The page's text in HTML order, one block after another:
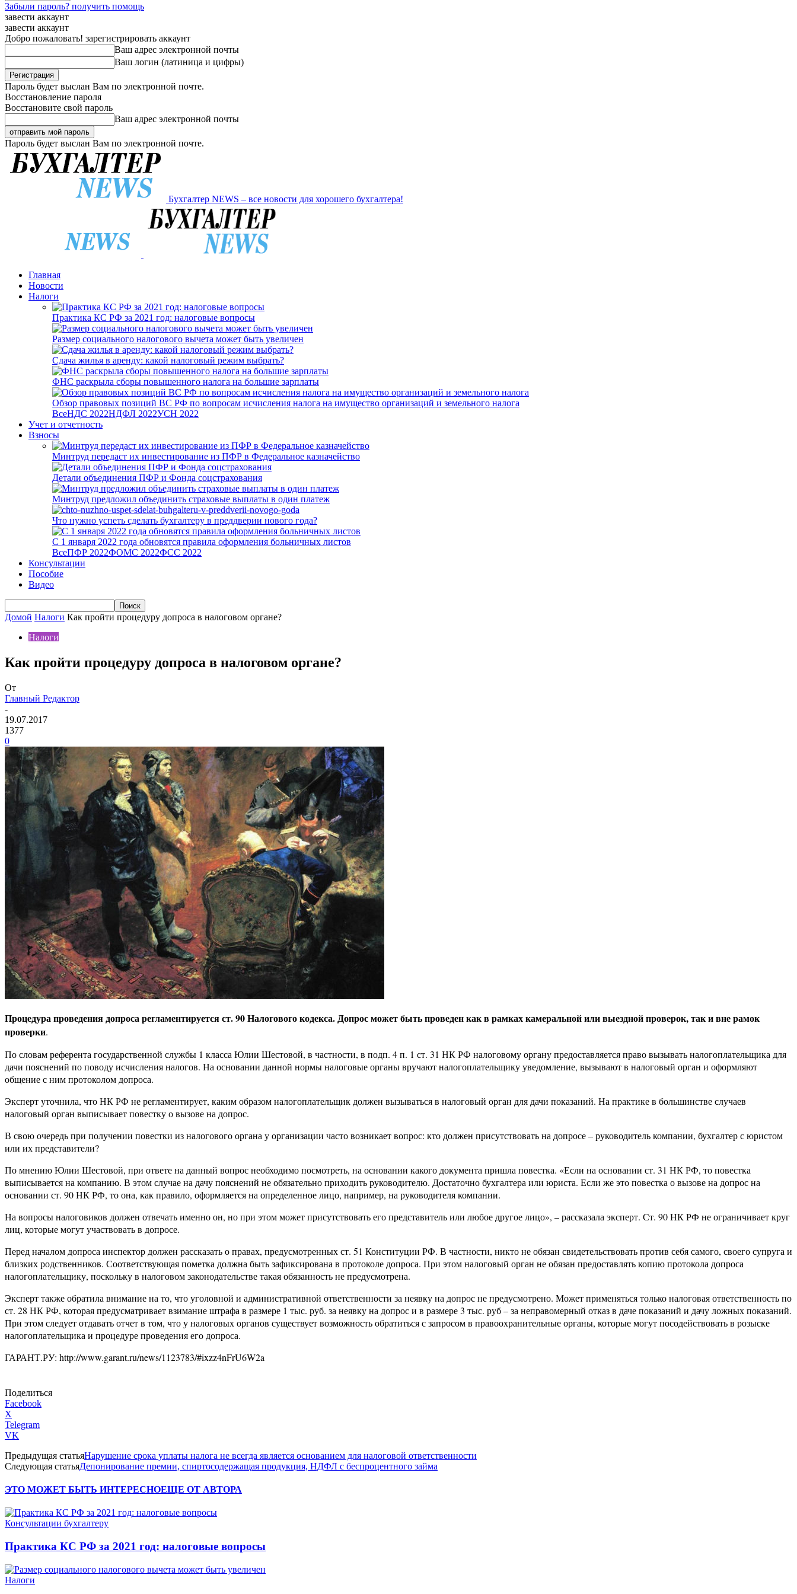
Забыли пароль? получить помощь
завести аккаунт
завести аккаунт
Добро пожаловать! зарегистрировать аккаунт
Ваш адрес электронной почты
Ваш логин (латиница и цифры)
Пароль будет выслан Вам по электронной почте.
Восстановление пароля
Восстановите свой пароль
Ваш адрес электронной почты
Пароль будет выслан Вам по электронной почте.
Бухгалтер NEWS – все новости для хорошего бухгалтера!
Главная
Новости
Налоги
Практика КС РФ за 2021 год: налоговые вопросы
Размер социального налогового вычета может быть увеличен
Сдача жилья в аренду: какой налоговый режим выбрать?
ФНС раскрыла сборы повышенного налога на большие зарплаты
Обзор правовых позиций ВС РФ по вопросам исчисления налога на имущество организаций и земельного налога
ВсеНДС 2022НДФЛ 2022УСН 2022
Учет и отчетность
Взносы
Минтруд передаст их инвестирование из ПФР в Федеральное казначейство
Детали объединения ПФР и Фонда соцстрахования
Минтруд предложил объединить страховые выплаты в один платеж
Что нужно успеть сделать бухгалтеру в преддверии нового года?
С 1 января 2022 года обновятся правила оформления больничных листов
ВсеПФР 2022ФОМС 2022ФСС 2022
Консультации
Пособие
Видео
Домой Налоги Как пройти процедуру допроса в налоговом органе?
Налоги
Как пройти процедуру допроса в налоговом органе?
От
Главный Редактор
-
19.07.2017
1377
0
Процедура проведения допроса регламентируется ст. 90 Налогового кодекса. Допрос может быть проведен как в рамках камеральной или выездной проверок, так и вне рамок
проверки.
По словам референта государственной службы 1 класса Юлии Шестовой, в частности, в подп. 4 п. 1 ст. 31 НК РФ налоговому органу предоставляется право вызывать налогоплательщика для
дачи пояснений по поводу исчисления налогов. На основании данной нормы налоговые органы вручают налогоплательщику уведомление, вызывают в налоговый орган и оформляют
общение с ним протоколом допроса.
Эксперт уточнила, что НК РФ не регламентирует, каким образом налогоплательщик должен вызываться в налоговый орган для дачи показаний. На практике в большинстве случаев
налоговый орган выписывает повестку о вызове на допрос.
В свою очередь при получении повестки из налогового органа у организации часто возникает вопрос: кто должен присутствовать на допросе – руководитель компании, бухгалтер с юристом
или их представители?
По мнению Юлии Шестовой, при ответе на данный вопрос необходимо посмотреть, на основании какого документа пришла повестка. «Если на основании ст. 31 НК РФ, то повестка
выписывается на компанию. В этом случае на дачу пояснений не обязательно приходить руководителю. Достаточно бухгалтера или юриста. Если же это повестка о вызове на допрос на
основании ст. 90 НК РФ, то она, как правило, оформляется на определенное лицо, например, на руководителя компании.
На вопросы налоговиков должен отвечать именно он, но при этом может присутствовать его представитель или любое другое лицо», – рассказала эксперт. Ст. 90 НК РФ не ограничивает круг
лиц, которые могут участвовать в допросе.
Перед началом допроса инспектор должен рассказать о правах, предусмотренных ст. 51 Конституции РФ. В частности, никто не обязан свидетельствовать против себя самого, своего супруга и
близких родственников. Соответствующая пометка должна быть зафиксирована в протоколе допроса. При этом налоговый орган не обязан предоставлять копию протокола допроса
налогоплательщику, поскольку в налоговом законодательстве такая обязанность не предусмотрена.
Эксперт также обратила внимание на то, что уголовной и административной ответственности за неявку на допрос не предусмотрено. Может применяться только налоговая ответственность по
ст. 28 НК РФ, которая предусматривает взимание штрафа в размере 1 тыс. руб. за неявку на допрос и в размере 3 тыс. руб – за неправомерный отказ в даче показаний и дачу ложных показаний.
При этом следует отдавать отчет в том, что у налоговых органов существует возможность обратиться с запросом в правоохранительные органы, которые могут посодействовать в розыске
налогоплательщика и процедуре проведения его допроса.
ГАРАНТ.РУ: http://www.garant.ru/news/1123783/#ixzz4nFrU6W2a
Поделиться
Facebook
X
Telegram
VK
Предыдущая статьяНарушение срока уплаты налога не всегда является основанием для налоговой ответственности
Следующая статьяДепонирование премии, спиртосодержащая продукция, НДФЛ с беспроцентного займа
ЭТО МОЖЕТ БЫТЬ ИНТЕРЕСНОЕЩЕ ОТ АВТОРА
Консультации бухгалтеру
Практика КС РФ за 2021 год: налоговые вопросы
Налоги